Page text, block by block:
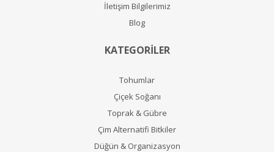
İletişim Bilgilerimiz
Blog
KATEGORİLER
Tohumlar
Çiçek Soğanı
Toprak & Gübre
Çim Alternatifi Bitkiler
Düğün & Organizasyon